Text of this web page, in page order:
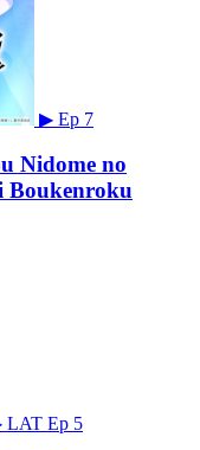
▶ Ep 7
Nidome no
Boukenroku
LAT Ep 5